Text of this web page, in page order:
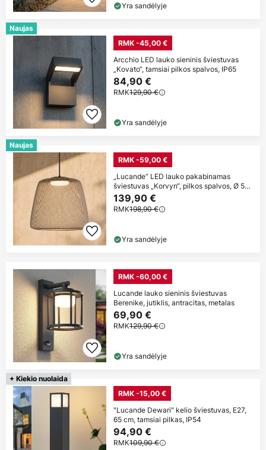
Yra sandėlyje
Naujas
RMK -45,00 €
Arcchio LED lauko sieninis šviestuvas
„Kovato“, tamsiai pilkos spalvos, IP65
84,90 €
RMK129,90 €
Yra sandėlyje
Naujas
RMK -59,00 €
„Lucande“ LED lauko pakabinamas
šviestuvas „Korvyn“, pilkos spalvos, Ø 50
cm,
139,90 €
RMK198,90 €
Yra sandėlyje
RMK -60,00 €
Lucande lauko sieninis šviestuvas
Berenike, jutiklis, antracitas, metalas
69,90 €
RMK129,90 €
Yra sandėlyje
+ Kiekio nuolaida
RMK -15,00 €
"Lucande Dewari" kelio šviestuvas, E27,
65 cm, tamsiai pilkas, IP54
94,90 €
RMK109,90 €